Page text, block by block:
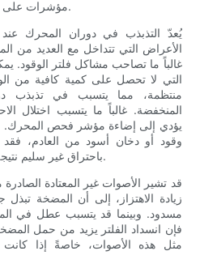
مؤشرات على وجود مشكلة في توصيل الوقود.
يُعدّ التذبذب في دوران المحرك عند
الأعراض التي تتداخل مع العديد من
غالباً ما تصاحب مشاكل فلتر الوقود.
التي لا تحصل على كمية كافية من
منتظمة، مما يتسبب في تذبذب
المنخفضة. غالباً ما يتسبب اختلال
يؤدي إلى إضاءة مؤشر فحص المحرك.
وقود أو دخان أسود من العادم،
باحتراق غير سليم نتيجة لاضطرابات في توصيل الوقود.
قد تشير الأصوات غير المعتادة
زيادة الاهتزاز، إلى أن المضخة تبذل
مسدود. وبينما قد يتسبب عطل في
فإن انسداد الفلتر يزيد من حمل
مثل هذه الأصوات، خاصةً إذا